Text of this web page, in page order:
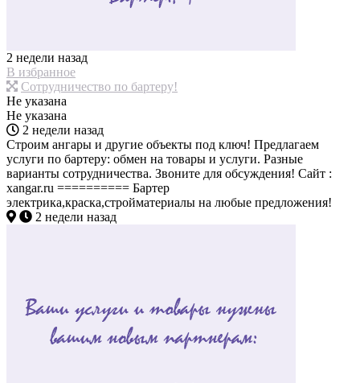
2 недели назад
В избранное
Сотрудничество по бартеру!
Не указана
Не указана
2 недели назад
Строим ангары и другие объекты под ключ! Предлагаем
услуги по бартеру: обмен на товары и услуги. Разные
варианты сотрудничества. Звоните для обсуждения! Сайт :
xangar.ru ========== Бартер
электрика,краска,стройматериалы на любые предложения!
2 недели назад